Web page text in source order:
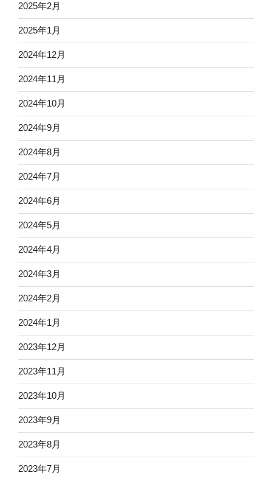
2025年2月
2025年1月
2024年12月
2024年11月
2024年10月
2024年9月
2024年8月
2024年7月
2024年6月
2024年5月
2024年4月
2024年3月
2024年2月
2024年1月
2023年12月
2023年11月
2023年10月
2023年9月
2023年8月
2023年7月